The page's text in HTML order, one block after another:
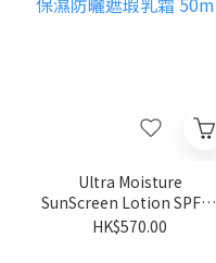
Ultra Moisture
SunScreen Lotion SPF40
保濕防曬遮瑕乳霜 50mL
HK$570.00